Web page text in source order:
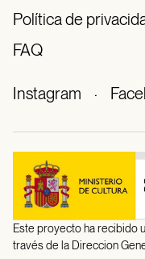
Política de
FAQ
Instagram ·
Este proyecto ha recibido
través de la Direccion